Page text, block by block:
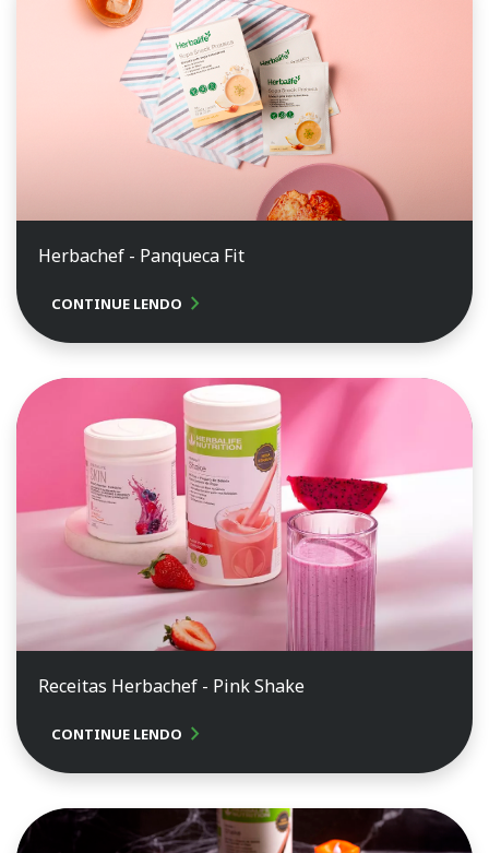
Herbachef - Panqueca Fit
CONTINUE LENDO chevron_right
Receitas Herbachef - Pink Shake
CONTINUE LENDO chevron_right